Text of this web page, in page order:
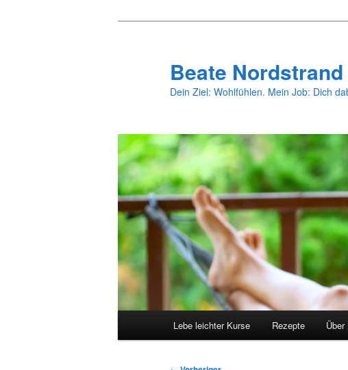
Beate
Dein Ziel: Wohlfühlen. Mein Job: Dich
Lebe leichter Kurse Rezepte